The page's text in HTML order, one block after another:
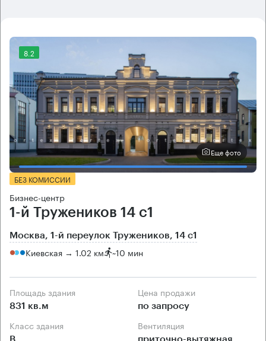
8.2
Еще фото
БЕЗ КОМИССИИ
Бизнес-центр
1-й Тружеников 14 с1
Москва, 1-й переулок Тружеников, 14 с1
Киевская → 1.02 км ~10 мин
Площадь здания
831 кв.м
Цена продажи
по запросу
Класс здания
B
Вентиляция
приточно-вытяжная